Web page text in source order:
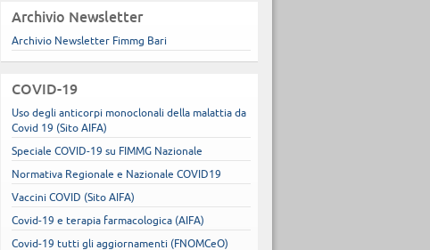
Archivio Newsletter
Archivio Newsletter Fimmg Bari
COVID-19
Uso degli anticorpi monoclonali della malattia da
Covid 19 (Sito AIFA)
Speciale COVID-19 su FIMMG Nazionale
Normativa Regionale e Nazionale COVID19
Vaccini COVID (Sito AIFA)
Covid-19 e terapia farmacologica (AIFA)
Covid-19 tutti gli aggiornamenti (FNOMCeO)